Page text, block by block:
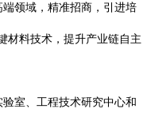
端领域，精准招商，引进培
材料技术，提升产业链自主
验室、工程技术研究中心和